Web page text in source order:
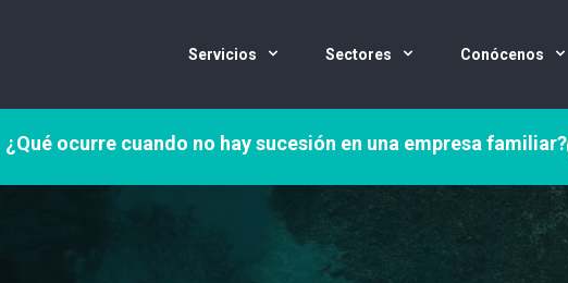
Servicios Sectores Conócenos
¿Qué ocurre cuando no hay sucesión en una empresa familiar?